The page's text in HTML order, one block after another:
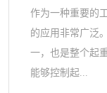
作为一种重要的
的应用非常广泛
一，也是整个起
能够控制起...